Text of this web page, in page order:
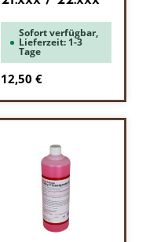
Sofort verfügbar,
Lieferzeit: 1-3
Tage
Regulärer Preis:
12,50 €